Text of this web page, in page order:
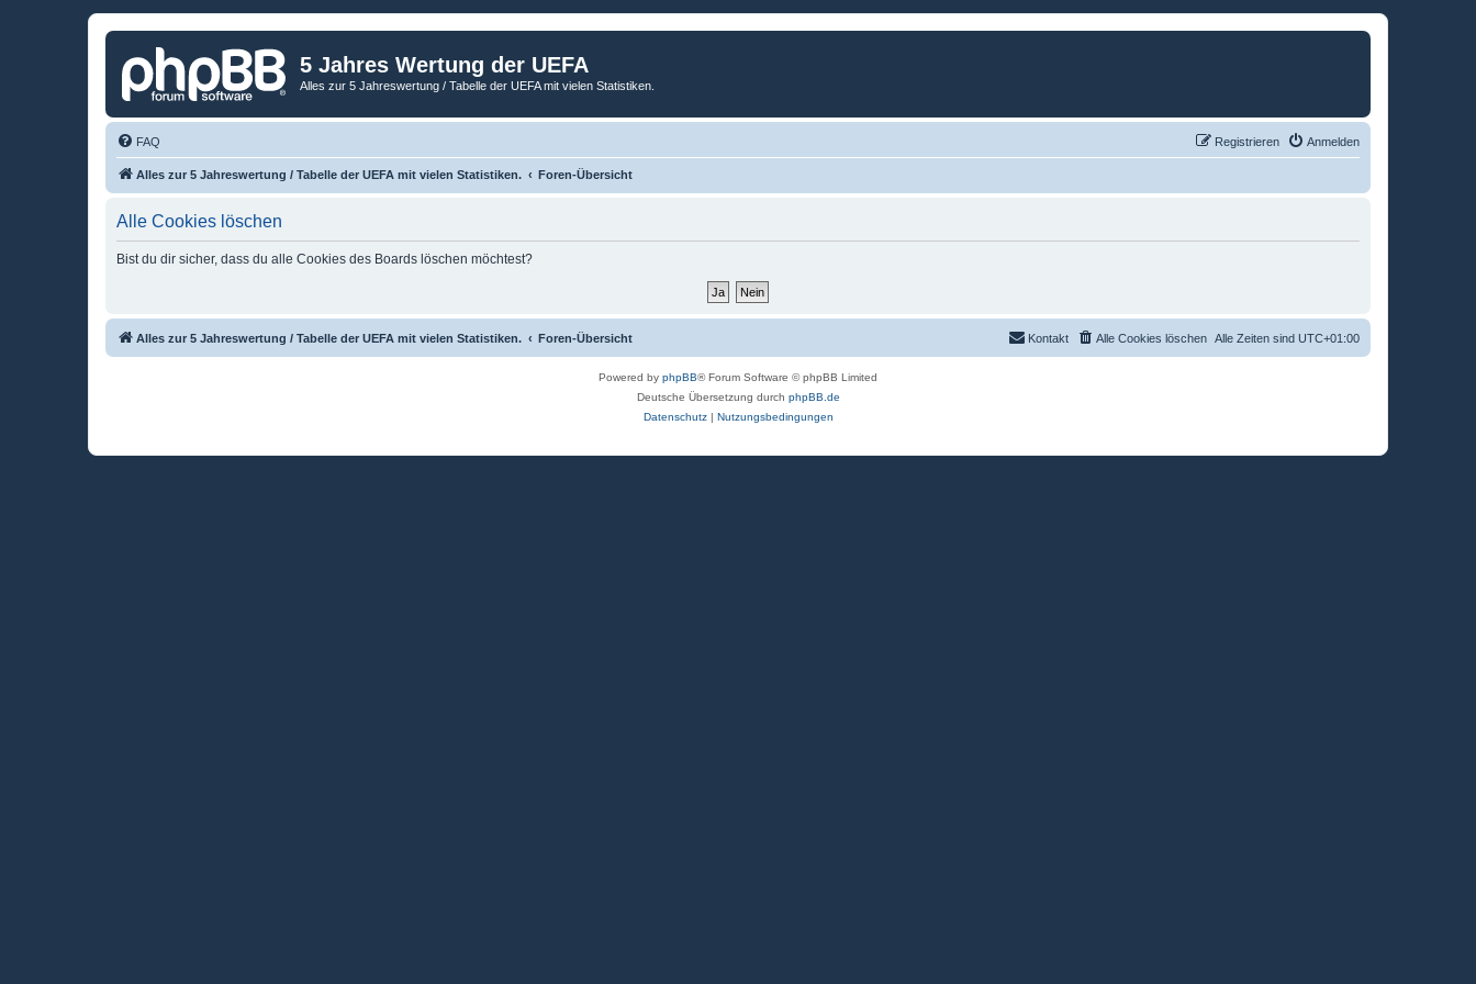
5 Jahres Wertung der UEFA
Alles zur 5 Jahreswertung / Tabelle der UEFA mit vielen Statistiken.
FAQ Anmelden
Registrieren
Alles zur 5 Jahreswertung / Tabelle der UEFA mit vielen Statistiken. Foren-Übersicht
Alle Cookies löschen
Bist du dir sicher, dass du alle Cookies des Boards löschen möchtest?
Alles zur 5 Jahreswertung / Tabelle der UEFA mit vielen Statistiken. Foren-Übersicht Alle Zeiten sind UTC+01:00
Alle Cookies löschen
Kontakt
Powered by phpBB® Forum Software © phpBB Limited
Deutsche Übersetzung durch phpBB.de
Datenschutz| Nutzungsbedingungen